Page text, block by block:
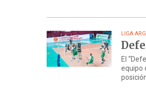
LIGA
El
equipo